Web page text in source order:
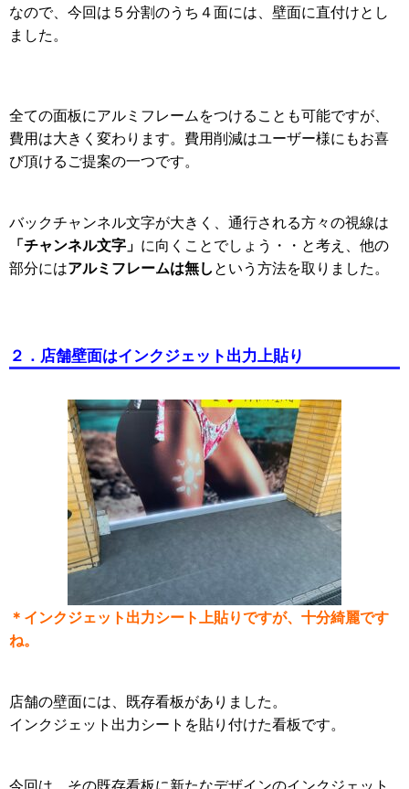
なので、今回は５分割のうち４面には、壁面に直付けとし
ました。
全ての面板にアルミフレームをつけることも可能ですが、
費用は大きく変わります。費用削減はユーザー様にもお喜
び頂けるご提案の一つです。
バックチャンネル文字が大きく、通行される方々の視線は
「チャンネル文字」 に向くことでしょう・・と考え、他の
部分にはアルミフレームは無しという方法を取りました。
２．店舗壁面はインクジェット出力上貼り
＊インクジェット出力シート上貼りですが、十分綺麗です
ね。
店舗の壁面には、既存看板がありました。
インクジェット出力シートを貼り付けた看板です。
今回は、その既存看板に新たなデザインのインクジェット